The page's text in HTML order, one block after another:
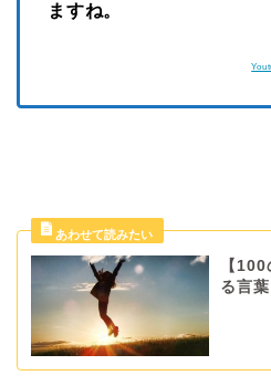
ますね。
【
る言